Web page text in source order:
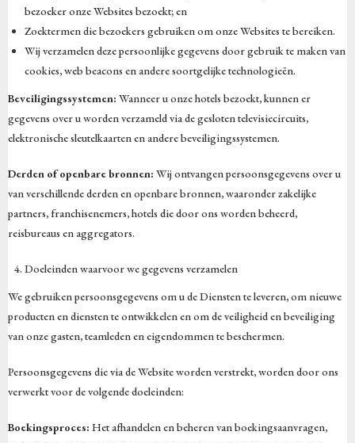
bezoeker onze Websites bezoekt; en
Zoektermen die bezoekers gebruiken om onze Websites te bereiken.
Wij verzamelen deze persoonlijke gegevens door gebruik te maken van
cookies, web beacons en andere soortgelijke technologieën.
Beveiligingssystemen: Wanneer u onze hotels bezoekt, kunnen er
gegevens over u worden verzameld via de gesloten televisiecircuits,
elektronische sleutelkaarten en andere beveiligingssystemen.
Derden of openbare bronnen: Wij ontvangen persoonsgegevens over u
van verschillende derden en openbare bronnen, waaronder zakelijke
partners, franchisenemers, hotels die door ons worden beheerd,
reisbureaus en aggregators.
Doeleinden waarvoor we gegevens verzamelen
We gebruiken persoonsgegevens om u de Diensten te leveren, om nieuwe
producten en diensten te ontwikkelen en om de veiligheid en beveiliging
van onze gasten, teamleden en eigendommen te beschermen.
Persoonsgegevens die via de Website worden verstrekt, worden door ons
verwerkt voor de volgende doeleinden:
Boekingsproces: Het afhandelen en beheren van boekingsaanvragen,